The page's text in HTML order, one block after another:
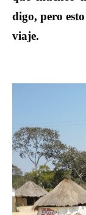
digo, pero
viaje.